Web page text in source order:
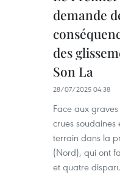
demande
des
Son La
28/07/2025 04:38
Face aux
crues soudaines
terrain dans la
(Nord), qui ont
et quatre